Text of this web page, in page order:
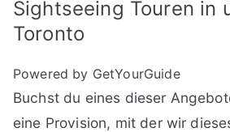
Sightseeing Touren in
Toronto
Powered by GetYourGuide
Buchst du eines dieser
eine Provision, mit der wir